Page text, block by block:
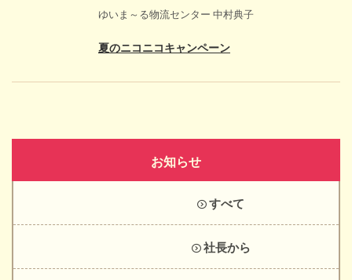
お知らせ
すべて
社長から
ゆいま～る物流センター 中村典子
夏のニコニコキャンペーン